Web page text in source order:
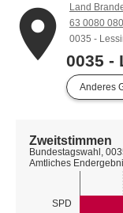
place Land
63 0080
0035 -
0035 -
Anderes
SPD
Zweitstimmen
Bundestagswahl,
Amtliches